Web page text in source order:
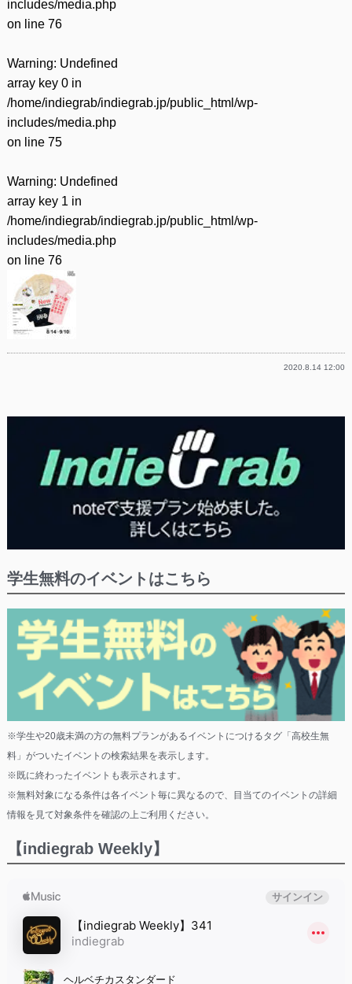
includes/media.php
on line 76
Warning: Undefined
array key 0 in
/home/indiegrab/indiegrab.jp/public_html/wp-
includes/media.php
on line 75
Warning: Undefined
array key 1 in
/home/indiegrab/indiegrab.jp/public_html/wp-
includes/media.php
on line 76
2020.8.14 12:00
学生無料のイベントはこちら
※学生や20歳未満の方の無料プランがあるイベントにつけるタグ「高校生無
料」がついたイベントの検索結果を表示します。
※既に終わったイベントも表示されます。
※無料対象になる条件は各イベント毎に異なるので、目当てのイベントの詳細
情報を見て対象条件を確認の上ご利用ください。
【indiegrab Weekly】